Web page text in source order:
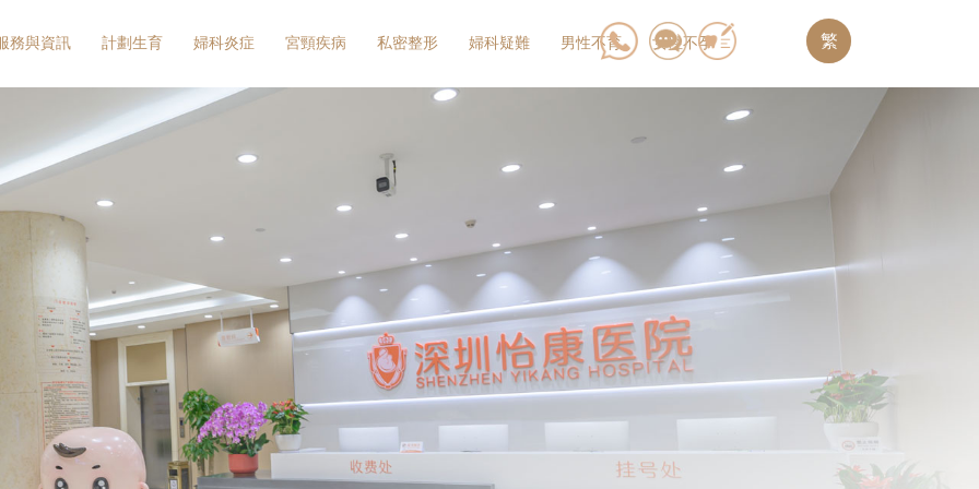
務與資訊 計劃生育 婦科炎症 宮頸疾病 私密整形 婦科疑難 男性不育 女性不孕 繁